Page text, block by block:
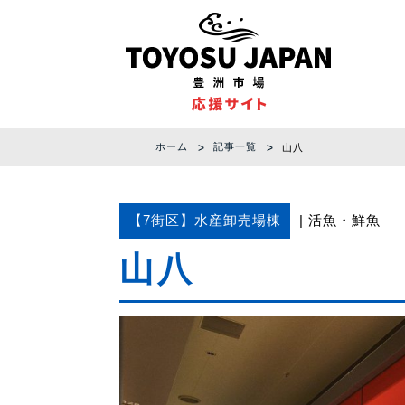
ホーム 記事一覧 山八
【7街区】水産卸売場棟 活魚 鮮魚
山八